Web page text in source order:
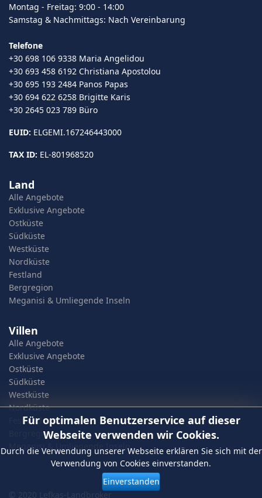
Montag - Freitag: 9:00 - 14:00
Samstag & Nachmittags: Nach Vereinbarung
Telefone
+30 698 106 9338 Maria Angelidou
+30 693 458 6192 Christiana Apostolou
+30 695 193 2484 Panos Papas
+30 694 622 6258 Brigitte Karis
+30 2645 023 789 Büro
EUID: ELGEMI.167246443000
TAX ID: EL-801968520
Land
Alle Angebote
Exklusive Angebote
Ostküste
Südküste
Westküste
Nordküste
Festland
Bergregion
Meganisi & Umliegende Inseln
Villen
Alle Angebote
Exklusive Angebote
Ostküste
Südküste
Westküste
Nordküste
Festland
Bergregion
Meganisi & Umliegende Inseln
© 2020 Lefkas-Landbroker
Für optimalen Benutzerservice auf dieser
Webseite verwenden wir Cookies.
Durch die Verwendung unserer Webseite erklären Sie sich mit der
Verwendung von Cookies einverstanden.
Einverstanden